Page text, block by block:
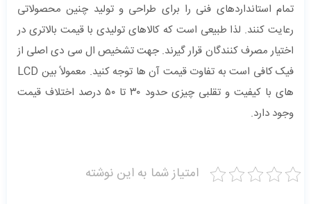
تمام استانداردهای فنی را برای طراحی و تولید چنین محصولاتی
رعایت کنند. لذا طبیعی است که کالاهای تولیدی با قیمت بالاتری در
اختیار مصرف کنندگان قرار گیرند. جهت تشخیص ال‌ سی ‌‌دی اصلی از
فیک کافی است به تفاوت قیمت آن ها توجه کنید. معمولاً بین LCD
های با کیفیت و تقلبی چیزی حدود ۳۰ تا ۵۰ درصد اختلاف قیمت
وجود دارد.
امتیاز شما به این نوشته